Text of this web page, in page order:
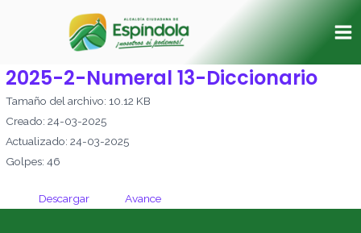
2025-2-Numeral 13-Diccionario
Tamaño del archivo: 10.12 KB
Creado: 24-03-2025
Actualizado: 24-03-2025
Golpes: 46
Descargar Avance